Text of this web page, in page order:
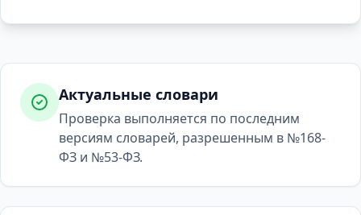
Актуальные словари
Проверка выполняется по последним
версиям словарей, разрешенным в №168-
ФЗ и №53-ФЗ.